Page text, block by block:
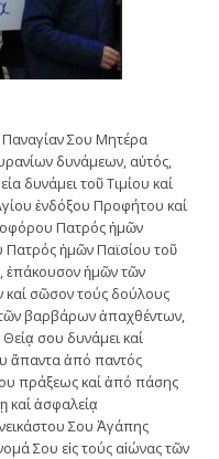
Παναγίαν Σου Μητέρα
δυνάμεων, αὐτός,
δυνάμει τοῦ Τιμίου καί
ἐνδόξου Προφήτου καί
Πατρός ἠμῶν
ἠμῶν Παϊσίου τοῦ
ἐπάκουσον ἡμῶν τῶν
σῶσον τούς δούλους
βαρβάρων ἀπαχθέντων,
σου δυνάμει καί
ἅπαντα ἀπό παντός
πράξεως καί ἀπό πάσης
καί ἀσφαλείᾳ
Σου Ἀγάπης
Σου εἰς τούς αἰώνας τῶν